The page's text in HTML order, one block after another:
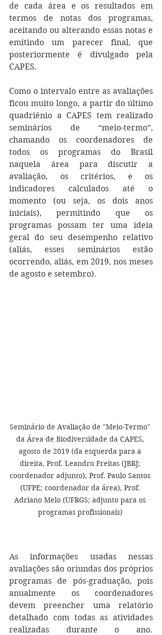
de cada área e os resultados em
termos de notas dos programas,
aceitando ou alterando essas notas e
emitindo um parecer final, que
posteriormente é divulgado pela
CAPES.
Como o intervalo entre as avaliações
ficou muito longo, a partir do último
quadriênio a CAPES tem realizado
seminários de “meio-termo”,
chamando os coordenadores de
todos os programas do Brasil
naquela área para discutir a
avaliação, os critérios, e os
indicadores calculados até o
momento (ou seja, os dois anos
iniciais), permitindo que os
programas possam ter uma ideia
geral do seu desempenho relativo
(aliás, esses seminários estão
ocorrendo, aliás, em 2019, nos meses
de agosto e setembro).
Seminário de Avaliação de "Meio-Termo"
da Área de Biodiversidade da CAPES,
agosto de 2019 (da esquerda para a
direita, Prof. Leandro Freitas (JBRJ;
coordenador adjunto), Prof. Paulo Santos
(UFPE; coordenador da área), Prof.
Adriano Melo (UFRGS; adjunto para os
programas profissionais)
As informações usadas nessas
avaliações são oriundas dos próprios
programas de pós-graduação, pois
anualmente os coordenadores
devem preencher uma relatório
detalhado com todas as atividades
realizadas durante o ano.